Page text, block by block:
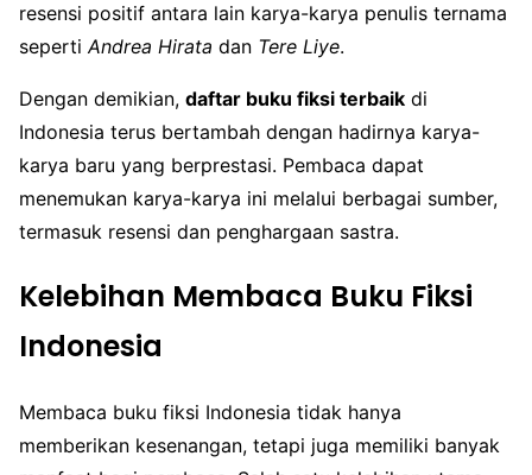
resensi positif antara lain karya-karya penulis ternama
seperti Andrea Hirata dan Tere Liye.
Dengan demikian, daftar buku fiksi terbaik di
Indonesia terus bertambah dengan hadirnya karya-
karya baru yang berprestasi. Pembaca dapat
menemukan karya-karya ini melalui berbagai sumber,
termasuk resensi dan penghargaan sastra.
Kelebihan Membaca Buku Fiksi
Indonesia
Membaca buku fiksi Indonesia tidak hanya
memberikan kesenangan, tetapi juga memiliki banyak